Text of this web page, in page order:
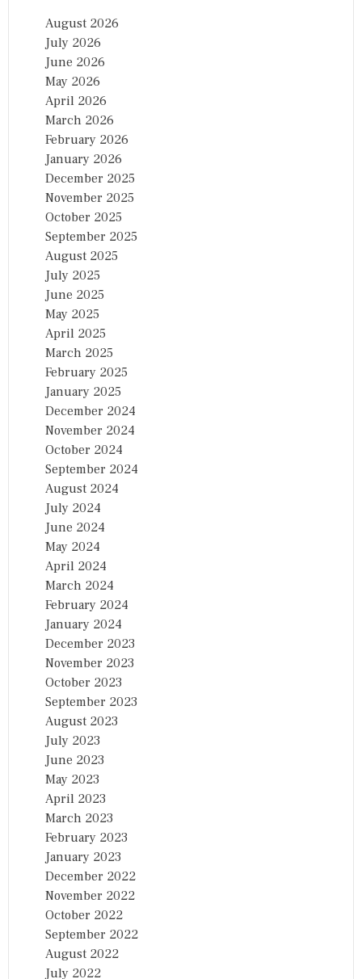
August 2026
July 2026
June 2026
May 2026
April 2026
March 2026
February 2026
January 2026
December 2025
November 2025
October 2025
September 2025
August 2025
July 2025
June 2025
May 2025
April 2025
March 2025
February 2025
January 2025
December 2024
November 2024
October 2024
September 2024
August 2024
July 2024
June 2024
May 2024
April 2024
March 2024
February 2024
January 2024
December 2023
November 2023
October 2023
September 2023
August 2023
July 2023
June 2023
May 2023
April 2023
March 2023
February 2023
January 2023
December 2022
November 2022
October 2022
September 2022
August 2022
July 2022